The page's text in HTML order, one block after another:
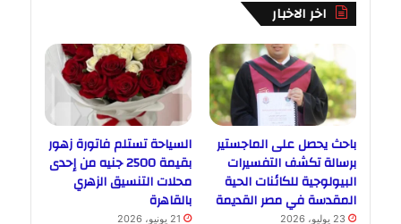
اخر الاخبار
باحث يحصل على الماجستير
برسالة تكشف التفسيرات
البيولوجية للكائنات الحية
المقدسة في مصر القديمة
23 يوليو، 2026
السياحة تستلم فاتورة زهور
بقيمة 2500 جنيه من إحدى
محلات التنسيق الزهري
بالقاهرة
21 يونيو، 2026